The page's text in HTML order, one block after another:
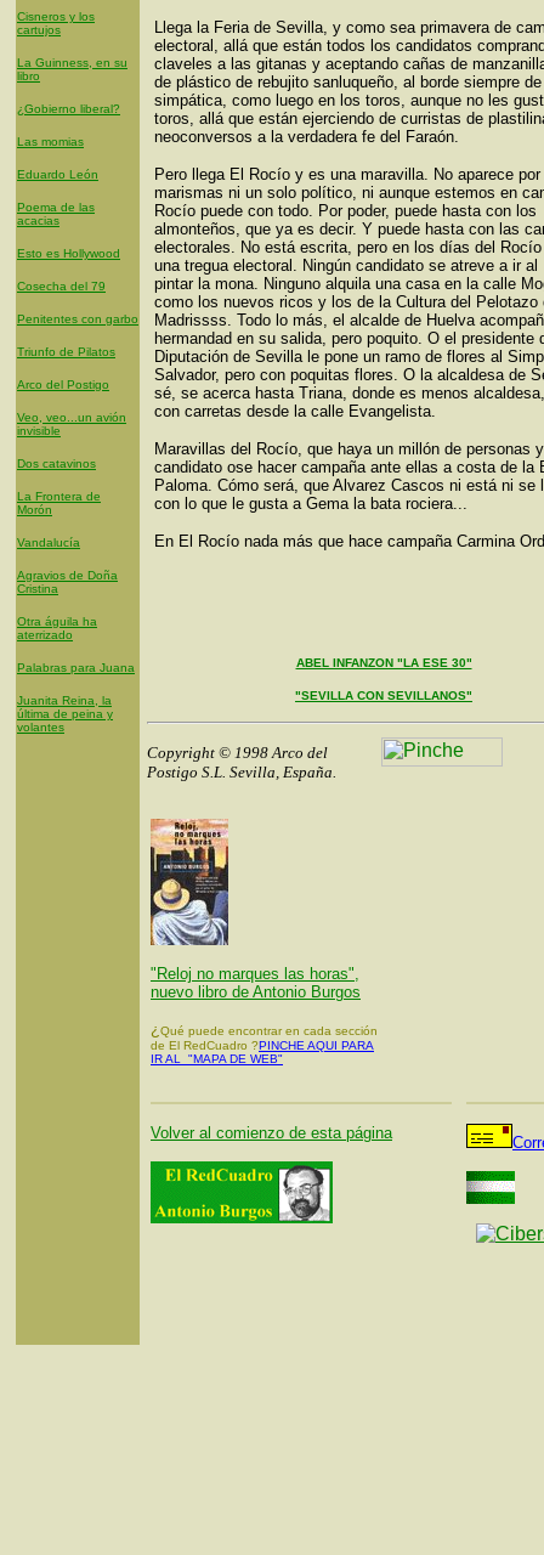
Cisneros y los
cartujos
La Guinness, en su
libro
¿Gobierno liberal?
Las momias
Eduardo León
Poema de las
acacias
Esto es Hollywood
Cosecha del 79
Penitentes con garbo
Triunfo de Pilatos
Arco del Postigo
Veo, veo...un avión
invisible
Dos catavinos
La Frontera de
Morón
Vandalucía
Agravios de Doña
Cristina
Otra águila ha
aterrizado
Palabras para Juana
Juanita Reina, la
última de peina y
volantes
Llega la Feria de Sevilla, y como sea primavera de
electoral, allá que están todos los candidatos
claveles a las gitanas y aceptando cañas de
de plástico de rebujito sanluqueño, al borde siempre
simpática, como luego en los toros, aunque no les
toros, allá que están ejerciendo de curristas de
neoconversos a la verdadera fe del Faraón.
Pero llega El Rocío y es una maravilla. No aparece
marismas ni un solo político, ni aunque estemos en
Rocío puede con todo. Por poder, puede hasta con los
almonteños, que ya es decir. Y puede hasta con las
electorales. No está escrita, pero en los días del
una tregua electoral. Ningún candidato se atreve a ir al
pintar la mona. Ninguno alquila una casa en la calle
como los nuevos ricos y los de la Cultura del Pelotazo
Madrissss. Todo lo más, el alcalde de Huelva
hermandad en su salida, pero poquito. O el presidente
Diputación de Sevilla le pone un ramo de flores al
Salvador, pero con poquitas flores. O la alcaldesa de
sé, se acerca hasta Triana, donde es menos
con carretas desde la calle Evangelista.
Maravillas del Rocío, que haya un millón de personas
candidato ose hacer campaña ante ellas a costa de la
Paloma. Cómo será, que Alvarez Cascos ni está ni se
con lo que le gusta a Gema la bata rociera...
En El Rocío nada más que hace campaña Carmina
ABEL INFANZON "LA ESE 30"
"SEVILLA CON SEVILLANOS"
Copyright © 1998 Arco del
Postigo S.L. Sevilla, España.
"Reloj no marques las horas",
nuevo libro de Antonio Burgos
¿ Qué puede encontrar en cada sección
de El RedCuadro ?PINCHE AQUI PARA
IR AL "MAPA DE WEB"
Volver al comienzo de esta página